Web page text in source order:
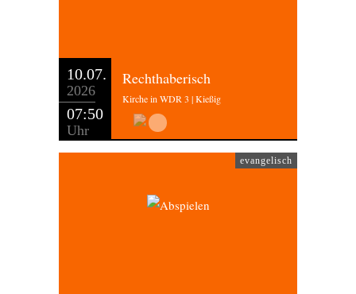
10.07.
2026
07:50
Uhr
Rechthaberisch
Kirche in WDR 3 | Kießig
evangelisch